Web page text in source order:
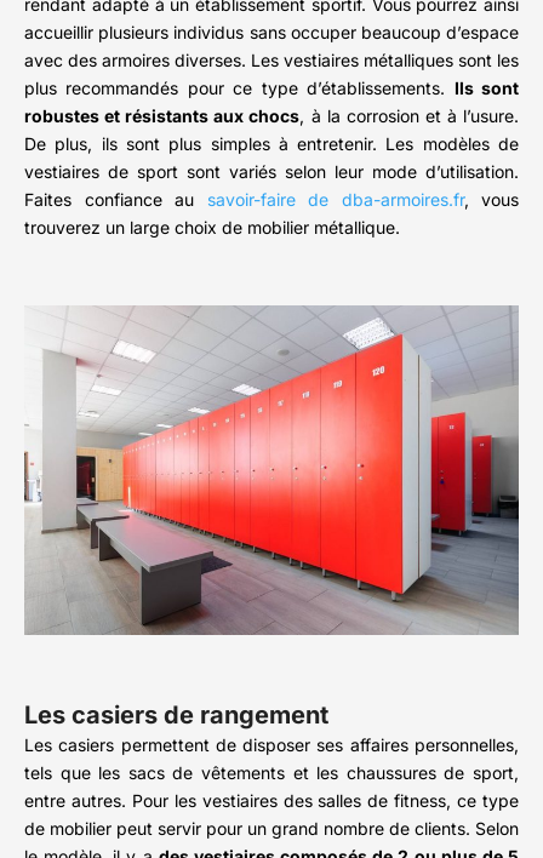
rendant adapté à un établissement sportif. Vous pourrez ainsi
accueillir plusieurs individus sans occuper beaucoup d’espace
avec des armoires diverses. Les vestiaires métalliques sont les
plus recommandés pour ce type d’établissements. Ils sont
robustes et résistants aux chocs, à la corrosion et à l’usure.
De plus, ils sont plus simples à entretenir. Les modèles de
vestiaires de sport sont variés selon leur mode d’utilisation.
Faites confiance au savoir-faire de dba-armoires.fr, vous
trouverez un large choix de mobilier métallique.
Les casiers de rangement
Les casiers permettent de disposer ses affaires personnelles,
tels que les sacs de vêtements et les chaussures de sport,
entre autres. Pour les vestiaires des salles de fitness, ce type
de mobilier peut servir pour un grand nombre de clients. Selon